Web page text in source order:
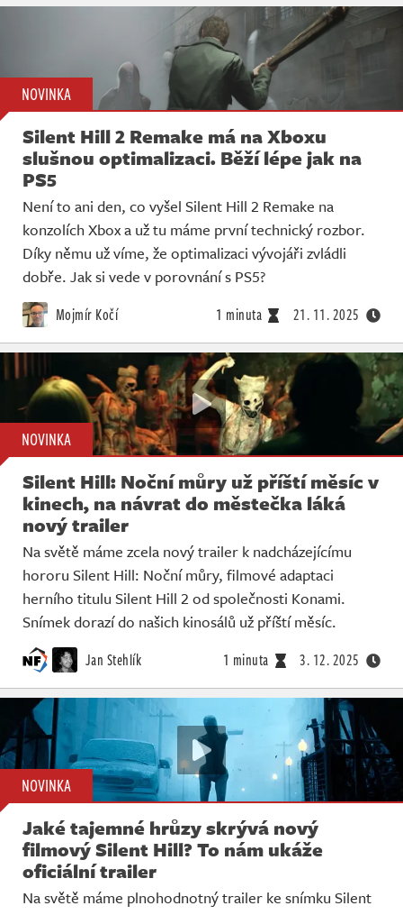
NOVINKA
Silent Hill 2 Remake má na Xboxu
slušnou optimalizaci. Běží lépe jak na
PS5
Není to ani den, co vyšel Silent Hill 2 Remake na
konzolích Xbox a už tu máme první technický rozbor.
Díky němu už víme, že optimalizaci vývojáři zvládli
dobře. Jak si vede v porovnání s PS5?
Mojmír Kočí 1 minuta 21. 11. 2025
NOVINKA
Silent Hill: Noční můry už příští měsíc v
kinech, na návrat do městečka láká
nový trailer
Na světě máme zcela nový trailer k nadcházejícímu
hororu Silent Hill: Noční můry, filmové adaptaci
herního titulu Silent Hill 2 od společnosti Konami.
Snímek dorazí do našich kinosálů už příští měsíc.
Jan Stehlík 1 minuta 3. 12. 2025
NOVINKA
Jaké tajemné hrůzy skrývá nový
filmový Silent Hill? To nám ukáže
oficiální trailer
Na světě máme plnohodnotný trailer ke snímku Silent